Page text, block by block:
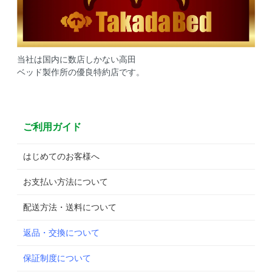
当社は国内に数店しかない高田
ベッド製作所の優良特約店です。
ご利用ガイド
はじめてのお客様へ
お支払い方法について
配送方法・送料について
返品・交換について
保証制度について